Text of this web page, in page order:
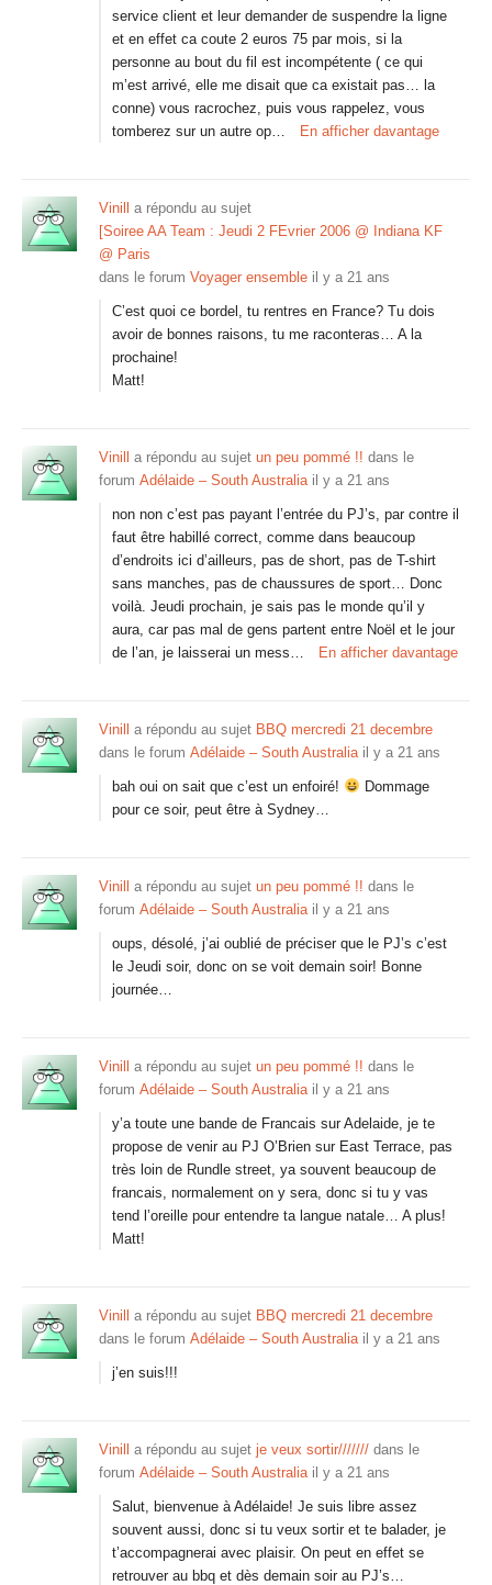
service client et leur demander de suspendre la ligne
et en effet ca coute 2 euros 75 par mois, si la
personne au bout du fil est incompétente ( ce qui
m’est arrivé, elle me disait que ca existait pas… la
conne) vous racrochez, puis vous rappelez, vous
tomberez sur un autre op…
En afficher davantage
Vinill
a répondu au sujet
[Soiree AA Team : Jeudi 2 FEvrier 2006 @ Indiana KF
@ Paris
dans le forum Voyager ensemble il y a 21 ans
C’est quoi ce bordel, tu rentres en France? Tu dois
avoir de bonnes raisons, tu me raconteras… A la
prochaine!
Matt!
Vinill a répondu au sujet un peu pommé !! dans le
forum Adélaide – South Australia il y a 21 ans
non non c’est pas payant l’entrée du PJ’s, par contre il
faut être habillé correct, comme dans beaucoup
d’endroits ici d’ailleurs, pas de short, pas de T-shirt
sans manches, pas de chaussures de sport… Donc
voilà. Jeudi prochain, je sais pas le monde qu’il y
aura, car pas mal de gens partent entre Noël et le jour
de l’an, je laisserai un mess…
En afficher davantage
Vinill a répondu au sujet BBQ mercredi 21 decembre
dans le forum Adélaide – South Australia il y a 21 ans
bah oui on sait que c’est un enfoiré!
Dommage
pour ce soir, peut être à Sydney…
Vinill a répondu au sujet un peu pommé !! dans le
forum Adélaide – South Australia il y a 21 ans
oups, désolé, j’ai oublié de préciser que le PJ’s c’est
le Jeudi soir, donc on se voit demain soir! Bonne
journée…
Vinill a répondu au sujet un peu pommé !! dans le
forum Adélaide – South Australia il y a 21 ans
y’a toute une bande de Francais sur Adelaide, je te
propose de venir au PJ O’Brien sur East Terrace, pas
très loin de Rundle street, ya souvent beaucoup de
francais, normalement on y sera, donc si tu y vas
tend l’oreille pour entendre ta langue natale… A plus!
Matt!
Vinill a répondu au sujet BBQ mercredi 21 decembre
dans le forum Adélaide – South Australia il y a 21 ans
j’en suis!!!
Vinill a répondu au sujet je veux sortir/////// dans le
forum Adélaide – South Australia il y a 21 ans
Salut, bienvenue à Adélaide! Je suis libre assez
souvent aussi, donc si tu veux sortir et te balader, je
t’accompagnerai avec plaisir. On peut en effet se
retrouver au bbq et dès demain soir au PJ’s…